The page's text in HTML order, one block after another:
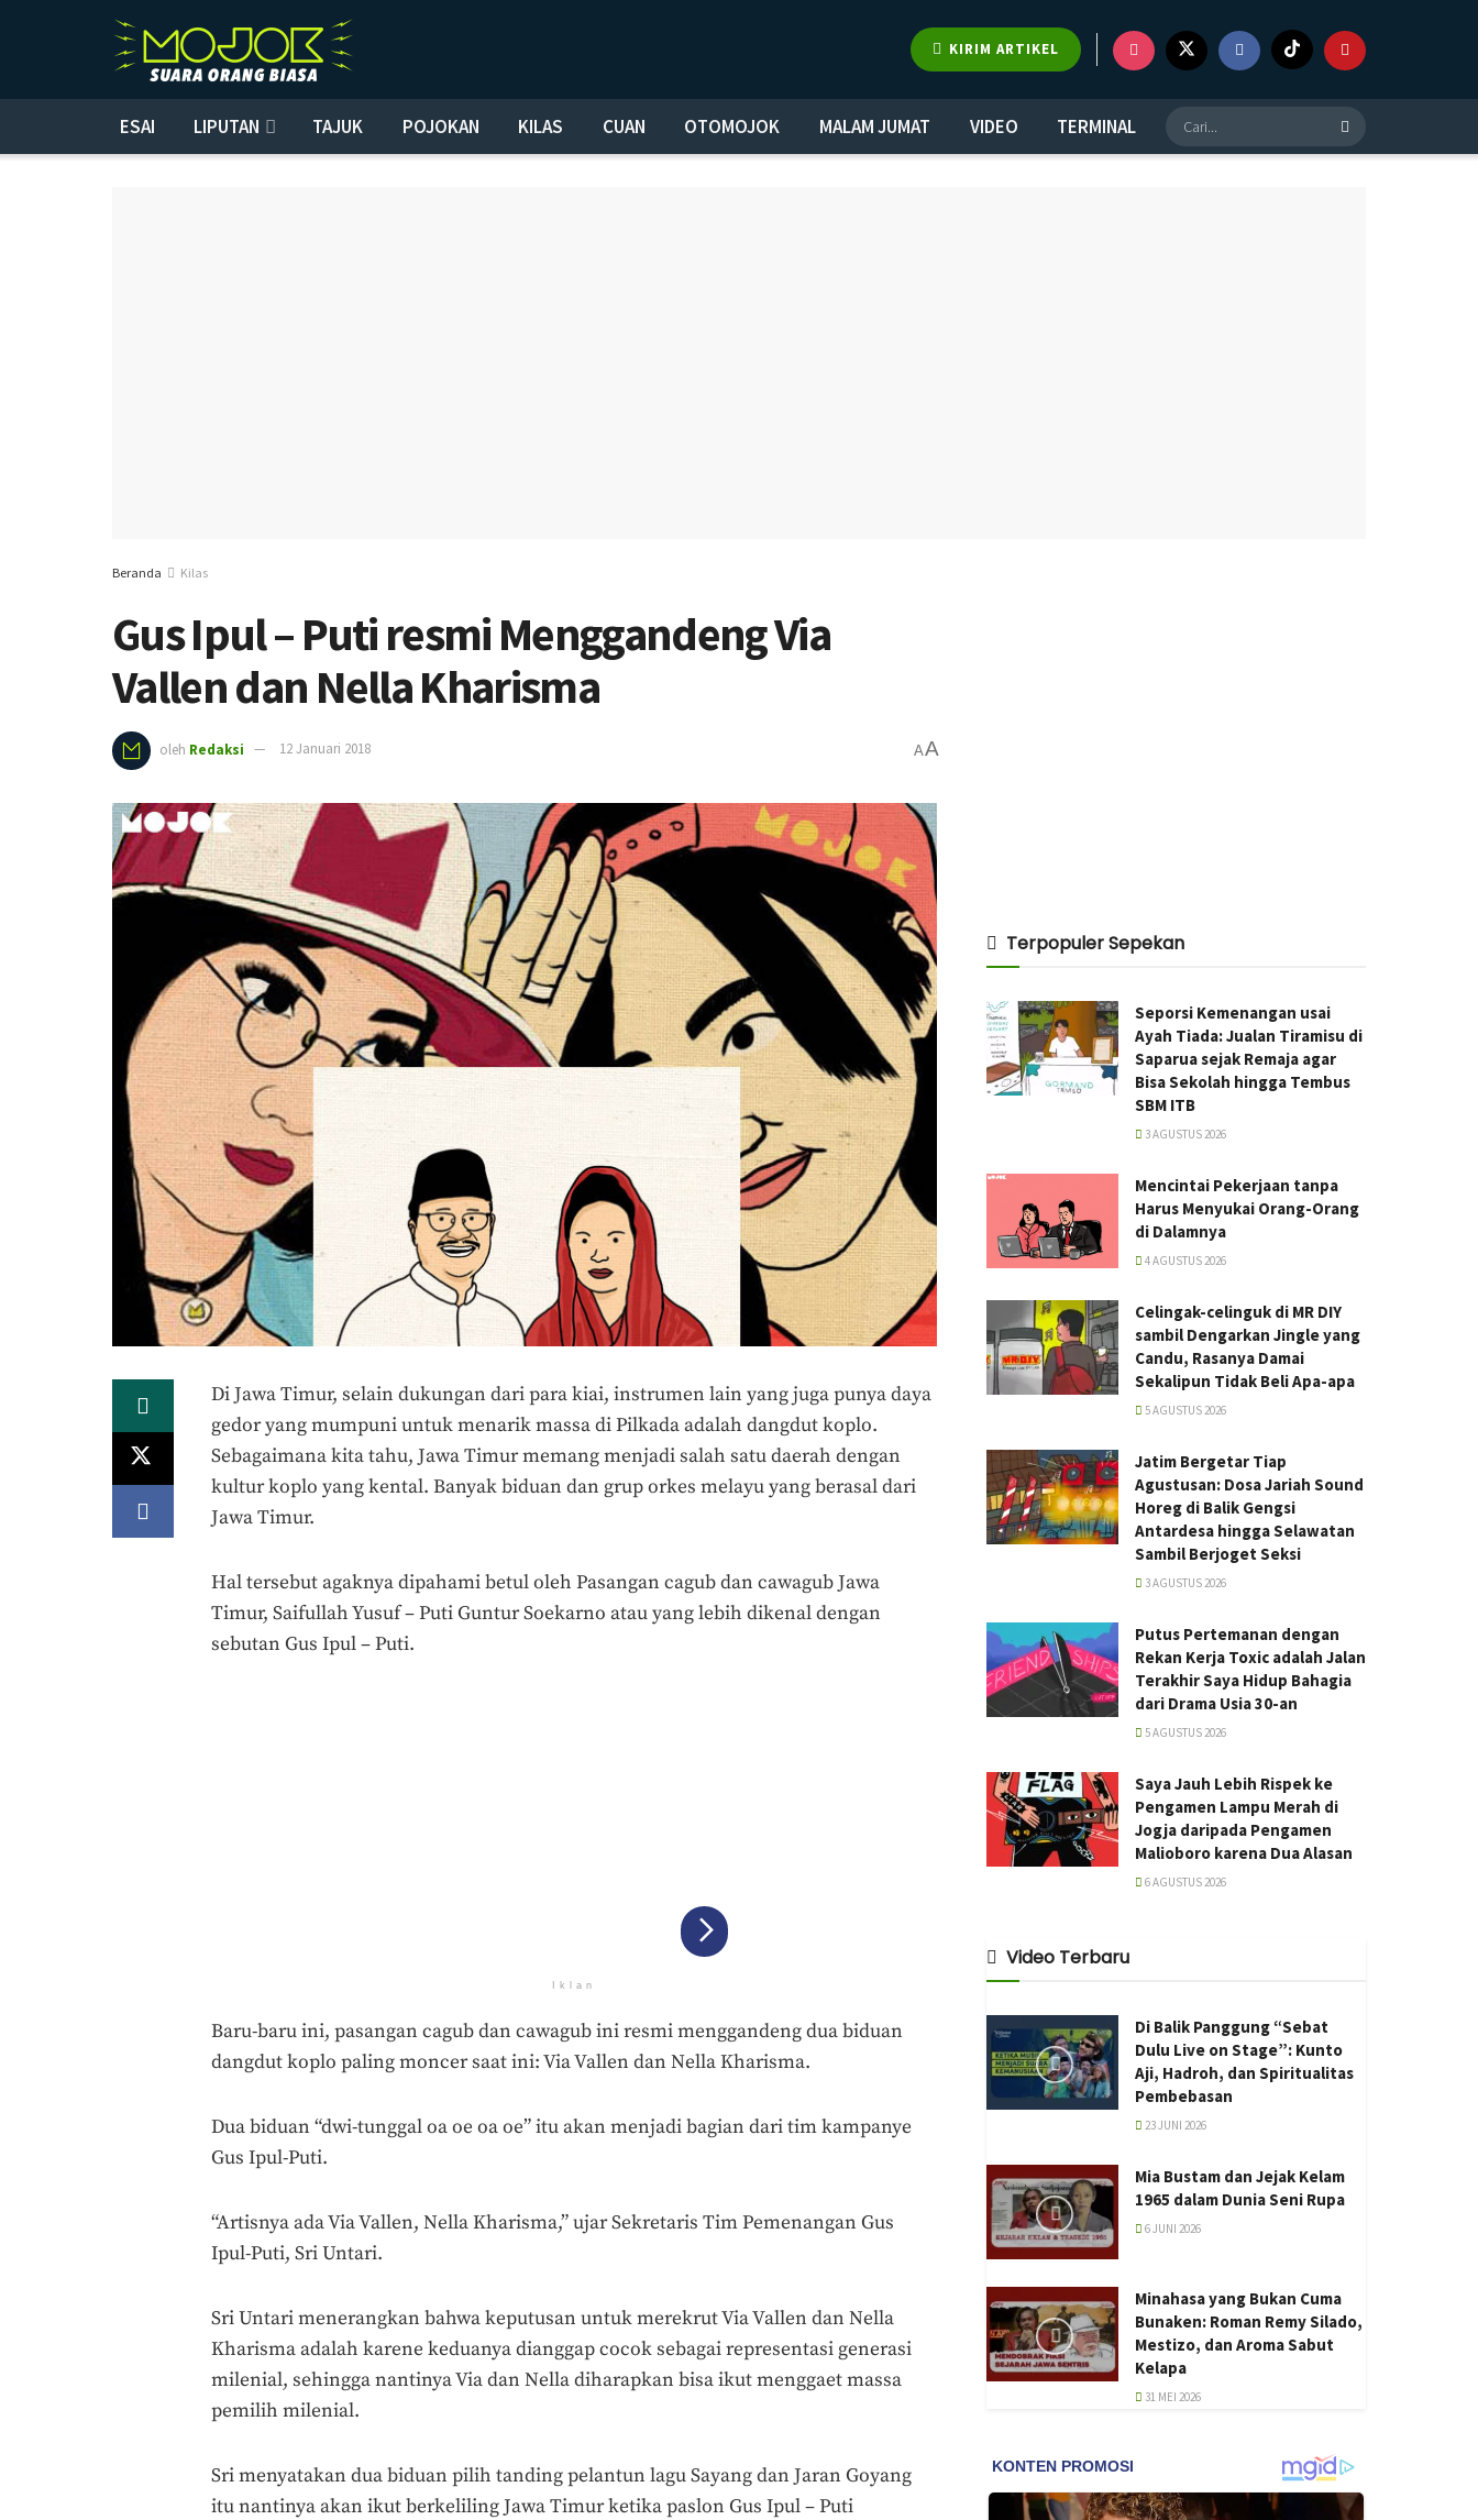
KIRIM ARTIKEL
ESAI LIPUTAN TAJUK POJOKAN KILAS CUAN OTOMOJOK MALAM JUMAT VIDEO TERMINAL
Beranda Kilas
Gus Ipul – Puti resmi Menggandeng Via
Vallen dan Nella Kharisma
oleh Redaksi 12 Januari 2018 AA
Di Jawa Timur, selain dukungan dari para kiai, instrumen lain yang juga punya daya
gedor yang mumpuni untuk menarik massa di Pilkada adalah dangdut koplo.
Sebagaimana kita tahu, Jawa Timur memang menjadi salah satu daerah dengan
kultur koplo yang kental. Banyak biduan dan grup orkes melayu yang berasal dari
Jawa Timur.
Hal tersebut agaknya dipahami betul oleh Pasangan cagub dan cawagub Jawa
Timur, Saifullah Yusuf – Puti Guntur Soekarno atau yang lebih dikenal dengan
sebutan Gus Ipul – Puti.
Iklan
Baru-baru ini, pasangan cagub dan cawagub ini resmi menggandeng dua biduan
dangdut koplo paling moncer saat ini: Via Vallen dan Nella Kharisma.
Dua biduan “dwi-tunggal oa oe oa oe” itu akan menjadi bagian dari tim kampanye
Gus Ipul-Puti.
“Artisnya ada Via Vallen, Nella Kharisma,” ujar Sekretaris Tim Pemenangan Gus
Ipul-Puti, Sri Untari.
Sri Untari menerangkan bahwa keputusan untuk merekrut Via Vallen dan Nella
Kharisma adalah karene keduanya dianggap cocok sebagai representasi generasi
milenial, sehingga nantinya Via dan Nella diharapkan bisa ikut menggaet massa
pemilih milenial.
Sri menyatakan dua biduan pilih tanding pelantun lagu Sayang dan Jaran Goyang
itu nantinya akan ikut berkeliling Jawa Timur ketika paslon Gus Ipul – Puti
Terpopuler Sepekan
Seporsi Kemenangan usai
Ayah Tiada: Jualan Tiramisu di
Saparua sejak Remaja agar
Bisa Sekolah hingga Tembus
SBM ITB
3 AGUSTUS 2026
Mencintai Pekerjaan tanpa
Harus Menyukai Orang-Orang
di Dalamnya
4 AGUSTUS 2026
Celingak-celinguk di MR DIY
sambil Dengarkan Jingle yang
Candu, Rasanya Damai
Sekalipun Tidak Beli Apa-apa
5 AGUSTUS 2026
Jatim Bergetar Tiap
Agustusan: Dosa Jariah Sound
Horeg di Balik Gengsi
Antardesa hingga Selawatan
Sambil Berjoget Seksi
3 AGUSTUS 2026
Putus Pertemanan dengan
Rekan Kerja Toxic adalah Jalan
Terakhir Saya Hidup Bahagia
dari Drama Usia 30-an
5 AGUSTUS 2026
Saya Jauh Lebih Rispek ke
Pengamen Lampu Merah di
Jogja daripada Pengamen
Malioboro karena Dua Alasan
6 AGUSTUS 2026
Video Terbaru
Di Balik Panggung “Sebat
Dulu Live on Stage”: Kunto
Aji, Hadroh, dan Spiritualitas
Pembebasan
23 JUNI 2026
Mia Bustam dan Jejak Kelam
1965 dalam Dunia Seni Rupa
6 JUNI 2026
Minahasa yang Bukan Cuma
Bunaken: Roman Remy Silado,
Mestizo, dan Aroma Sabut
Kelapa
31 MEI 2026